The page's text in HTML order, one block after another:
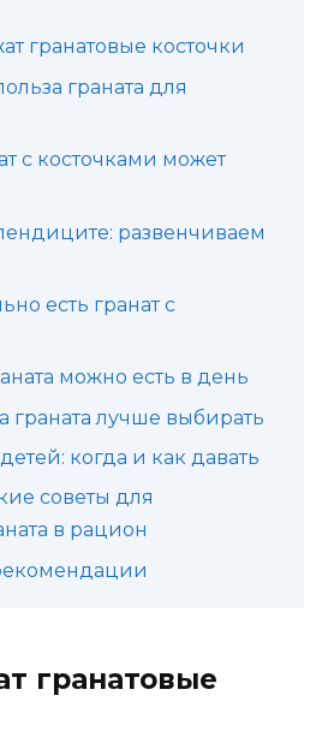
гранатовые косточки
граната для
с косточками может
развенчиваем
есть гранат с
можно есть в день
граната лучше выбирать
когда и как давать
советы для
в рацион
гранатовые